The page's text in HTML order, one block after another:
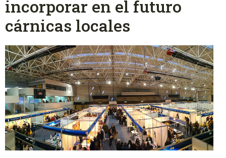
incorporar en el futuro
cárnicas locales